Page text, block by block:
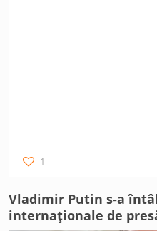
1
Vladimir Putin s-a
internaționale de